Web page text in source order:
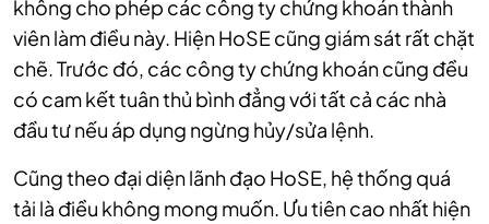
không cho phép các công ty chứng khoán thành
viên làm điều này. Hiện HoSE cũng giám sát rất chặt
chẽ. Trước đó, các công ty chứng khoán cũng đều
có cam kết tuân thủ bình đẳng với tất cả các nhà
đầu tư nếu áp dụng ngừng hủy/sửa lệnh.
Cũng theo đại diện lãnh đạo HoSE, hệ thống quá
tải là điều không mong muốn. Ưu tiên cao nhất hiện